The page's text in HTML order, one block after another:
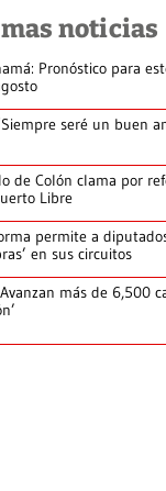
noticias
Pronóstico para
seré un buen
de Colón clama por
Libre
permite a
en sus circuitos
más de 6,500